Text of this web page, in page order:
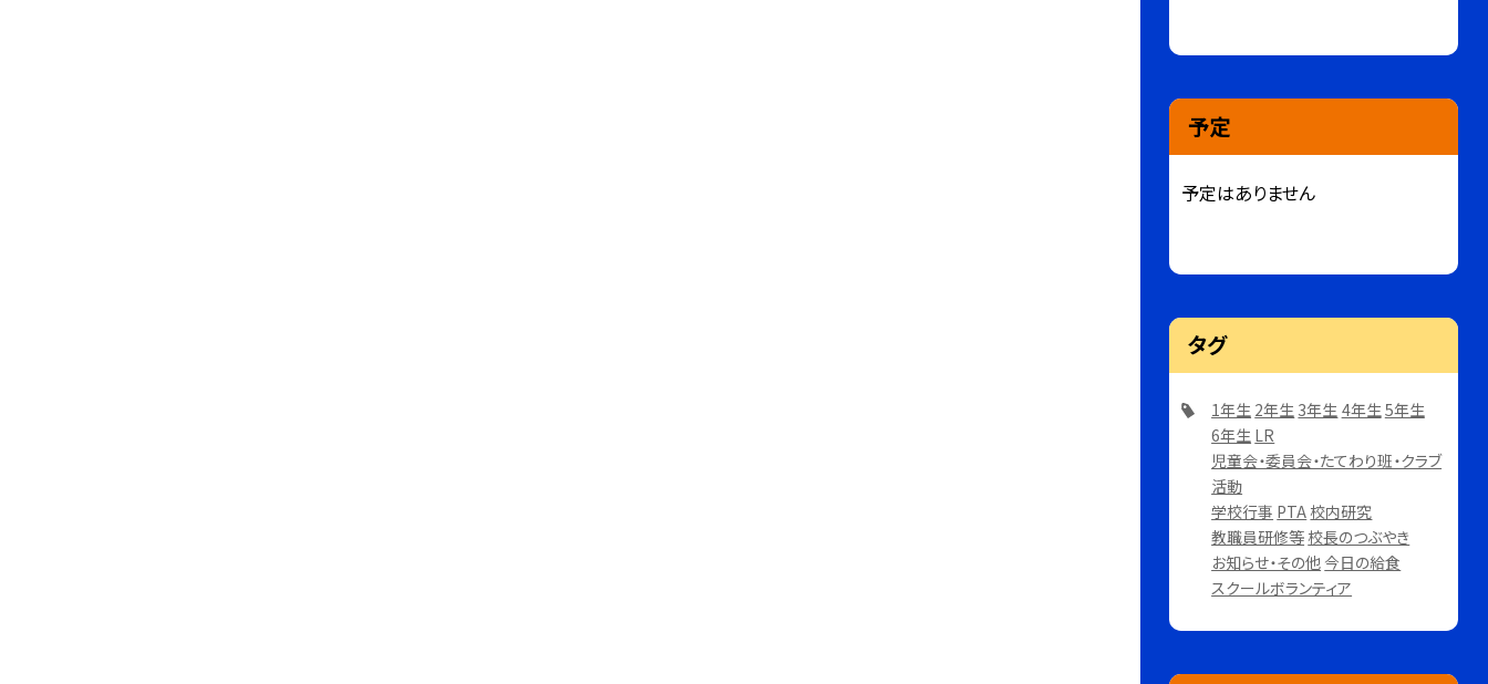
予定
予定はありません
タグ
1年生 2年生 3年生 4年生 5年生
6年生 LR
児童会・委員会・たてわり班・クラブ
活動
学校行事 PTA 校内研究
教職員研修等 校長のつぶやき
お知らせ・その他 今日の給食
スクールボランティア